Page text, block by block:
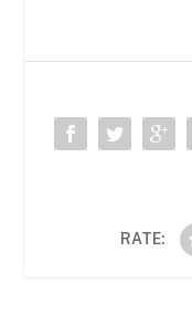
b
o
o
RATE: